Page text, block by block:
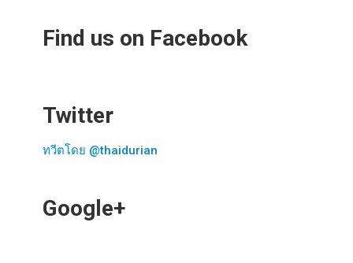
Find us on Facebook
Twitter
ทวีตโดย @thaidurian
Google+